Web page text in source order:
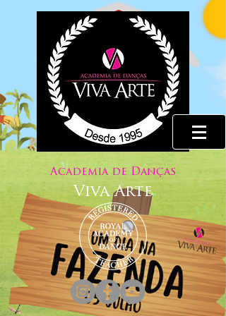
Academia Viva Arte
Valinhos
Academia de Danças
Viva Arte